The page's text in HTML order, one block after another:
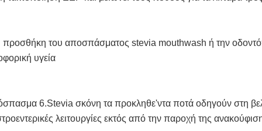
προσθήκη του αποσπάσματος stevia mouthwash ή την
υγεία
6.Stevia σκόνη τα προκληθε'ντα ποτά οδηγούν στη
λειτουργίες εκτός από την παροχή της